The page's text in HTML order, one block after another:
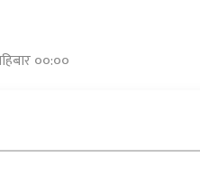
००:००